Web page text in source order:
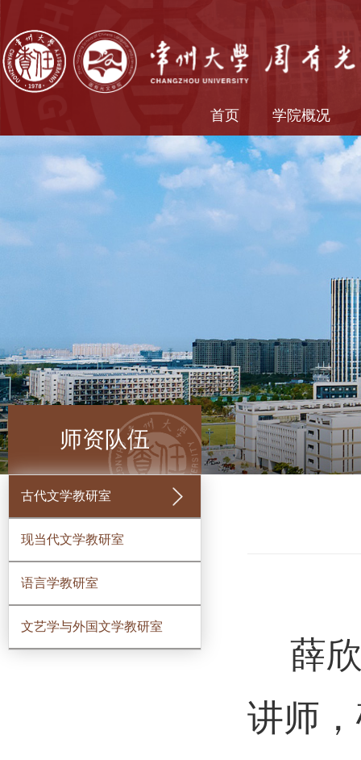
首页 学院概况
师资队伍
古代文学教研室
现当代文学教研室
语言学教研室
文艺学与外国文学教研室
薛
讲师 ，